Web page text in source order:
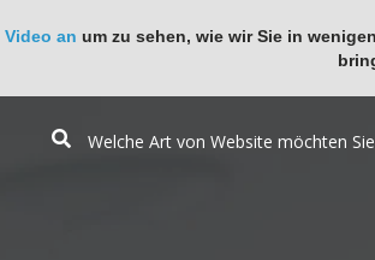
an um zu sehen, wie wir Sie in